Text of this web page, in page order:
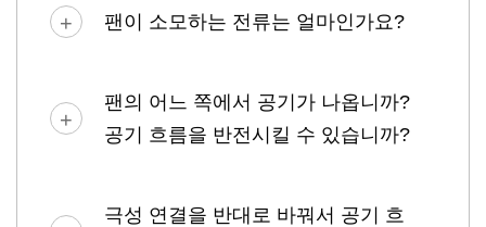
팬이 소모하는 전류는 얼마인가요?
팬의 어느 쪽에서 공기가 나옵니까?
공기 흐름을 반전시킬 수 있습니까?
극성 연결을 반대로 바꿔서 공기 흐